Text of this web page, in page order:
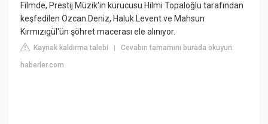
Filmde, Prestij Müzik'in kurucusu Hilmi Topaloğlu tarafından
keşfedilen Özcan Deniz, Haluk Levent ve Mahsun
Kırmızıgül'ün şöhret macerası ele alınıyor.
Kaynak kaldırma talebi |Cevabın tamamını burada okuyun:
haberler.com